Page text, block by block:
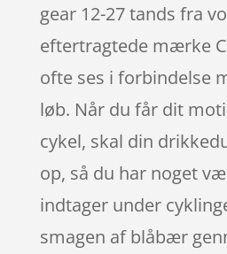
gear 12-27 tands fra
eftertragtede mærke
ofte ses i forbindelse
løb. Når du får dit
cykel, skal din
op, så du har noget
indtager under
smagen af blåbær